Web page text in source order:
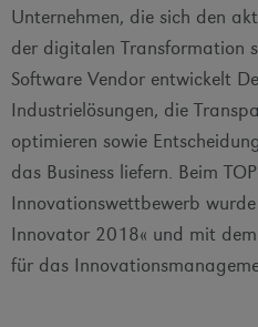
Unternehmen, die sich den
der digitalen Transformation
Software Vendor entwickelt
Industrielösungen, die
optimieren sowie
das Business liefern. Beim
Innovationswettbewerb
Innovator 2018« und mit
für das